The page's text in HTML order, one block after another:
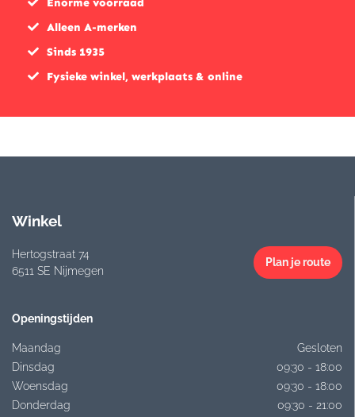
Enorme voorraad
Alleen A-merken
Sinds 1935
Fysieke winkel, werkplaats & online
Winkel
Hertogstraat 74
6511 SE Nijmegen
Plan je route
Openingstijden
Maandag
Gesloten
Dinsdag
09:30 - 18:00
Woensdag
09:30 - 18:00
Donderdag
09:30 - 21:00